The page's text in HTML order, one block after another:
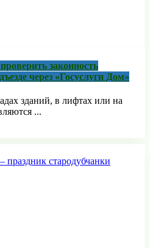
законность
через «Госуслуги Дом»
зданий, в лифтах или на
...